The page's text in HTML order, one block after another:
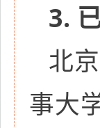
3.
北
事大